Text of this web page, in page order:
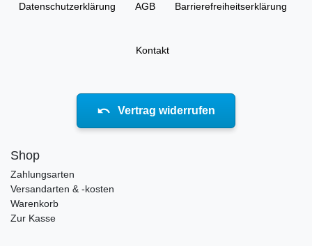
Daten­schutz­erklärung AGB Barrierefreiheitserklärung
Kontakt
Vertrag widerrufen
Shop
Zahlungsarten
Versandarten & -kosten
Warenkorb
Zur Kasse